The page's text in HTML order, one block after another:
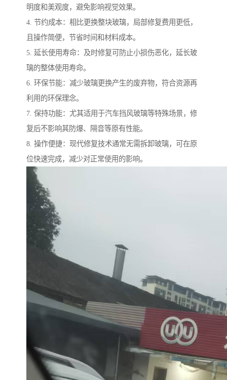
明度和美观度，避免影响视觉效果。
4. 节约成本：相比更换整块玻璃，局部修复费用更低，
且操作简便，节省时间和材料成本。
5. 延长使用寿命：及时修复可防止小损伤恶化，延长玻
璃的整体使用寿命。
6. 环保节能：减少玻璃更换产生的废弃物，符合资源再
利用的环保理念。
7. 保持功能：尤其适用于汽车挡风玻璃等特殊场景，修
复后不影响其防爆、隔音等原有性能。
8. 操作便捷：现代修复技术通常无需拆卸玻璃，可在原
位快速完成，减少对正常使用的影响。